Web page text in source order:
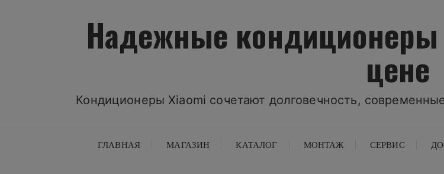
Надежные кондиционеры
цене
Кондиционеры Xiaomi сочетают долговечность,
ГЛАВНАЯ МАГАЗИН КАТАЛОГ МОНТАЖ СЕРВИС